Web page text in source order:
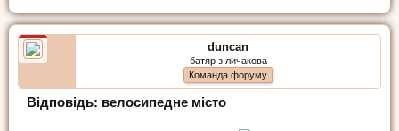
duncan
батяр з личакова
Команда форуму
Відповідь: велосипедне місто